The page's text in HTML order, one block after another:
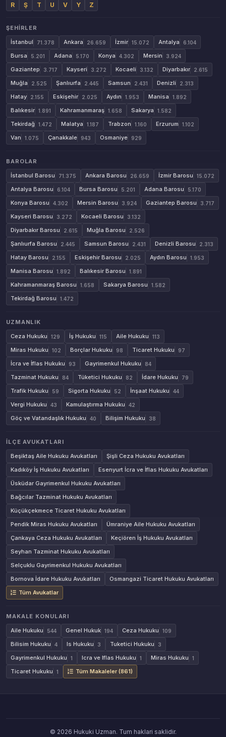
R
Ş T U V Y Z
ŞEHIRLER
İstanbul
71.378 Ankara 26.659 İzmir 15.072 Antalya 6.104
Bursa 5.201 Adana 5.170 Konya 4.302 Mersin 3.924
Gaziantep 3.717 Kayseri 3.272 Kocaeli 3.132 Diyarbakır 2.615
Muğla 2.525 Şanlıurfa 2.445 Samsun 2.431 Denizli 2.313
Hatay 2.155 Eskişehir 2.025 Aydın 1.953 Manisa 1.892
Balıkesir 1.891 Kahramanmaraş 1.658 Sakarya 1.582
Tekirdağ 1.472 Malatya 1.187 Trabzon 1.160 Erzurum 1.102
Van 1.075 Çanakkale 943 Osmaniye 929
BAROLAR
İstanbul Barosu
71.375 Ankara Barosu 26.659 İzmir Barosu 15.072
Antalya Barosu 6.104 Bursa Barosu 5.201 Adana Barosu 5.170
Konya Barosu 4.302 Mersin Barosu 3.924 Gaziantep Barosu 3.717
Kayseri Barosu 3.272 Kocaeli Barosu 3.132
Diyarbakır Barosu 2.615 Muğla Barosu 2.526
Şanlıurfa Barosu 2.445 Samsun Barosu 2.431 Denizli Barosu 2.313
Hatay Barosu 2.155 Eskişehir Barosu 2.025 Aydın Barosu 1.953
Manisa Barosu 1.892 Balıkesir Barosu 1.891
Kahramanmaraş Barosu 1.658 Sakarya Barosu 1.582
Tekirdağ Barosu 1.472
UZMANLIK
Ceza Hukuku
129 İş Hukuku 115 Aile Hukuku 113
Miras Hukuku 102 Borçlar Hukuku 98 Ticaret Hukuku 97
İcra ve İflas Hukuku 93 Gayrimenkul Hukuku 84
Tazminat Hukuku 84 Tüketici Hukuku 82 İdare Hukuku 79
Trafik Hukuku 59 Sigorta Hukuku 52 İnşaat Hukuku 44
Vergi Hukuku 43 Kamulaştırma Hukuku 42
Göç ve Vatandaşlık Hukuku 40 Bilişim Hukuku 38
İLÇE AVUKATLARI
Beşiktaş Aile Hukuku Avukatları
Şişli Ceza Hukuku Avukatları
Kadıköy İş Hukuku Avukatları
Esenyurt İcra ve İflas Hukuku Avukatları
Üsküdar Gayrimenkul Hukuku Avukatları
Bağcılar Tazminat Hukuku Avukatları
Küçükçekmece Ticaret Hukuku Avukatları
Pendik Miras Hukuku Avukatları
Ümraniye Aile Hukuku Avukatları
Çankaya Ceza Hukuku Avukatları
Keçiören İş Hukuku Avukatları
Seyhan Tazminat Hukuku Avukatları
Selçuklu Gayrimenkul Hukuku Avukatları
Bornova İdare Hukuku Avukatları
Osmangazi Ticaret Hukuku Avukatları
Tüm Avukatlar
MAKALE KONULARI
Aile Hukuku
544 Genel Hukuk 194 Ceza Hukuku 109
Bilisim Hukuku 4 Is Hukuku 3 Tuketici Hukuku 3
Gayrimenkul Hukuku 1 Icra ve Iflas Hukuku 1 Miras Hukuku 1
Ticaret Hukuku 1 Tüm Makaleler (861)
© 2026 Hukuki Uzman. Tum haklari saklidir.